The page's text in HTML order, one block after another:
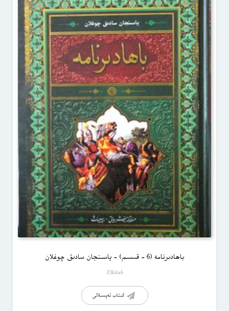
باھادىرنامە (6 – قىسىم) – ياسىنجان سادىق چوغلان
Elkitab
كىتاب تەپسىلاتى